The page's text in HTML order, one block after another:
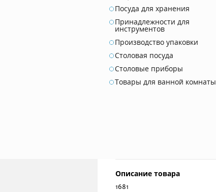
Посуда для хранения
Принадлежности для
инструментов
Производство упаковки
Столовая посуда
Столовые приборы
Товары для ванной комнаты
Описание товара
1681